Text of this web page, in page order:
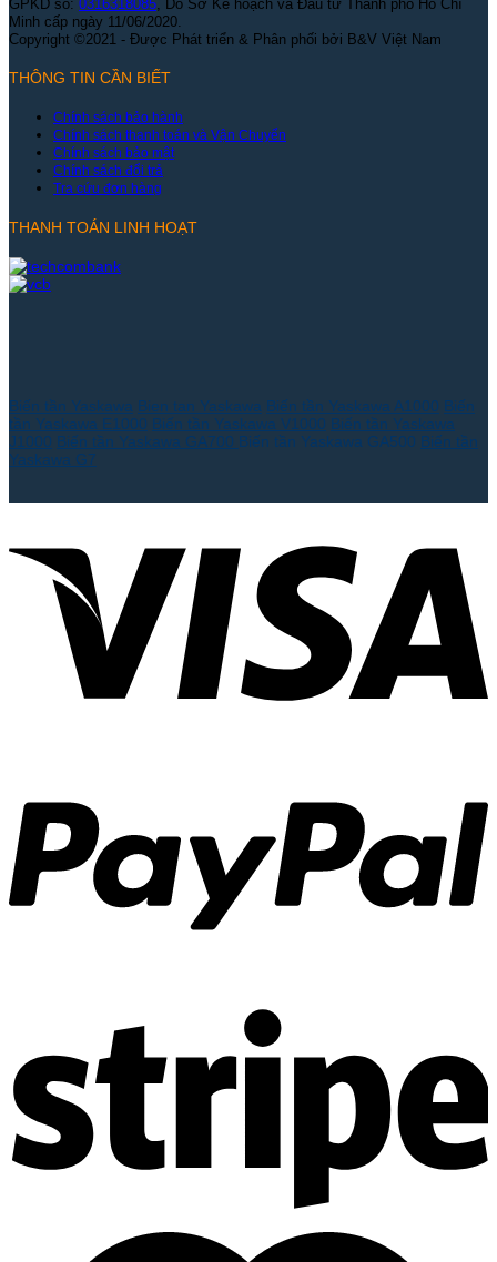
GPKD số: 0316318085, Do Sở Kế hoạch và Đầu tư Thành phố Hồ Chí
Minh cấp ngày 11/06/2020.
Copyright ©2021 - Được Phát triển & Phân phối bởi B&V Việt Nam
THÔNG TIN CẦN BIẾT
Chính sách bảo hành
Chính sách thanh toán và Vận Chuyển
Chính sách bảo mật
Chính sách đổi trả
Tra cứu đơn hàng
THANH TOÁN LINH HOẠT
Biến tần Yaskawa Bien tan Yaskawa Biến tần Yaskawa A1000 Biến
tần Yaskawa E1000 Biến tần Yaskawa V1000 Biến tần Yaskawa
J1000 Biến tần Yaskawa GA700 Biến tần Yaskawa GA500 Biến tần
Yaskawa G7